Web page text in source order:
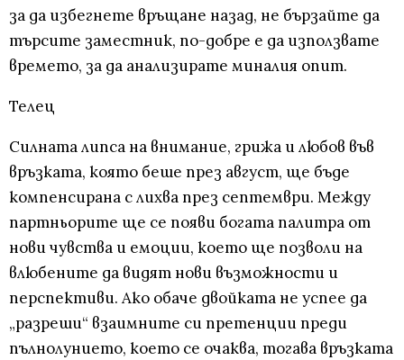
за да избегнете връщане назад, не бързайте да
търсите заместник, по-добре е да използвате
времето, за да анализирате миналия опит.
Телец
Силната липса на внимание, грижа и любов във
връзката, която беше през август, ще бъде
компенсирана с лихва през септември. Между
партньорите ще се появи богата палитра от
нови чувства и емоции, което ще позволи на
влюбените да видят нови възможности и
перспективи. Ако обаче двойката не успее да
„разреши“ взаимните си претенции преди
пълнолунието, което се очаква, тогава връзката